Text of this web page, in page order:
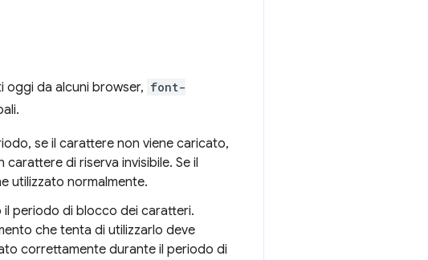
oggi da alcuni browser, font-
se il carattere non viene caricato,
di riserva invisibile. Se il
utilizzato normalmente.
periodo di blocco dei caratteri.
che tenta di utilizzarlo deve
correttamente durante il periodo di